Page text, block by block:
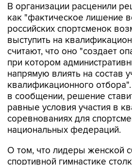
В организации расценили
как "фактическое лишение
российских спортсменок
выступить на
считают, что оно "создает
при котором
напрямую влиять на состав
квалификационного
в сообщении, решение
равные условия участия в
соревнованиях для
национальных федераций.
О том, что лидеры женской
спортивной гимнастике